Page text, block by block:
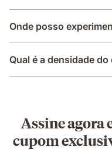
Onde posso
Qual é a densidade
Assine agora
cupom